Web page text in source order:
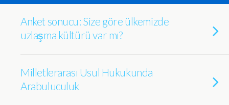
Anket sonucu: Size göre ülkemizde
uzlaşma kültürü var mı?
Milletlerarası Usul Hukukunda
Arabuluculuk